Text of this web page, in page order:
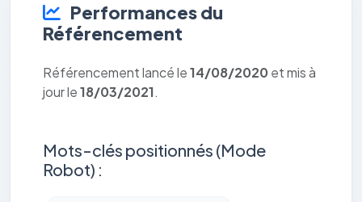
Performances du
Référencement
Référencement lancé le14/08/2020 et mis à
jour le18/03/2021.
Mots-clés positionnés (Mode
Robot) :